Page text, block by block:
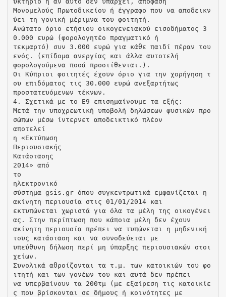
Μονομελούς Πρωτοδικείου ή έγγραφο που να αποδεικν
ύει τη γονική μέριμνα του φοιτητή.
Ανώτατο όριο ετήσιου οικογενειακού εισοδήματος 3
0.000 ευρώ (φορολογητέο πραγματικό ή
τεκμαρτό) συν 3.000 ευρώ για κάθε παιδί πέραν του
ενός. (επίδομα ανεργίας και άλλα αυτοτελή
φορολογούμενα ποσά προστίθενται.).
Οι Κύπριοι φοιτητές έχουν όριο για την χορήγηση τ
ου επιδόματος τις 30.000 ευρώ ανεξαρτήτως
προστατευόμενων τέκνων.
4. Σχετικά με το Ε9 επισημαίνουμε τα εξής:
Μετά την υποχρεωτική υποβολή δηλώσεων φυσικών προ
σώπων μέσω ίντερνετ αποδεικτικό πλέον
αποτελεί
η «Εκτύπωση
Περιουσιακής
Κατάστασης
2014» από
το
ηλεκτρονικό
σύστημα gsis.gr όπου συγκεντρωτικά εμφανίζεται η
ακίνητη περιουσία στις 01/01/2014 και
εκτυπώνεται χωριστά για όλα τα μέλη της οικογένει
ας. Στην περίπτωση που κάποια μέλη δεν έχουν
ακίνητη περιουσία πρέπει να τυπώνεται η μηδενική
τους κατάσταση και να συνοδεύεται με
υπεύθυνη δήλωση περί μη ύπαρξης περιουσιακών στοι
χείων.
Συνολικά αθροίζονται τα τ.μ. των κατοικιών του φο
ιτητή και των γονέων του και αυτά δεν πρέπει
να υπερβαίνουν τα 200τμ (με εξαίρεση τις κατοικίε
ς που βρίσκονται σε δήμους ή κοινότητες με